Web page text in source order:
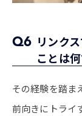
Q6 リンク
ことは
その経験を踏ま
前向きにトライ